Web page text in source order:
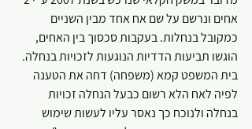
אחים ונרשם על שם אח אחד מבין השניים
כמקובל בנחלות. בעקבות סכסוך בין האחים,
הוגשו תביעות הדדיות הנוגעות לזכויות בנחלה.
בית המשפט קמא (משפחה) דחה את הטענה
לפיה לאח הלא רשום כבעל הנחלה זכויות
בנחלה ולנוכח כך נאסר עליו לעשות שימוש